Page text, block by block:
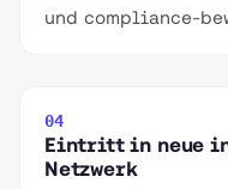
und compliance-
04
Eintritt in neue
Netzwerk